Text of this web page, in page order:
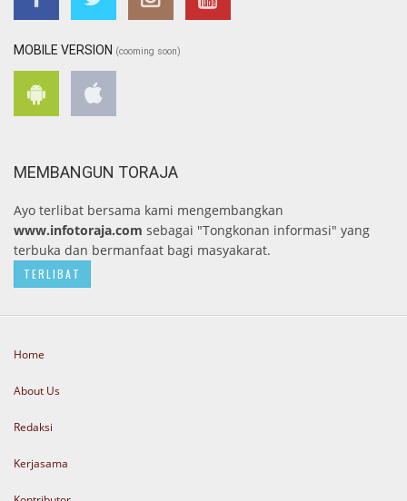
MOBILE VERSION (cooming soon)
MEMBANGUN TORAJA
Ayo terlibat bersama kami mengembangkan
www.infotoraja.com sebagai "Tongkonan informasi" yang
terbuka dan bermanfaat bagi masyakarat.
TERLIBAT
Home
About Us
Redaksi
Kerjasama